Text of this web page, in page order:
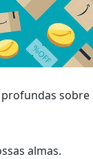
sobre
almas.